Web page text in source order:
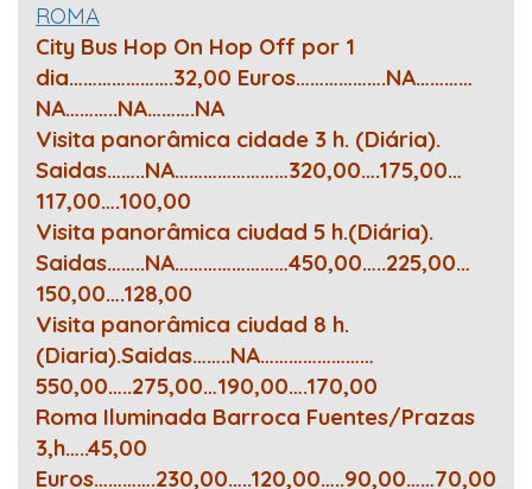
ROMA
City Bus Hop On Hop Off por 1
dia………………….32,00 Euros……………….NA…………
NA………..NA……….NA
Visita panorâmica cidade 3 h. (Diária).
Saidas……..NA……………………320,00….175,00…
117,00….100,00
Visita panorâmica ciudad 5 h.(Diária).
Saidas……..NA……………………450,00…..225,00…
150,00….128,00
Visita panorâmica ciudad 8 h.
(Diaria).Saidas……..NA……………………
550,00…..275,00…190,00….170,00
Roma Iluminada Barroca Fuentes/Prazas
3,h…..45,00
Euros………….230,00…..120,00…..90,00……70,00